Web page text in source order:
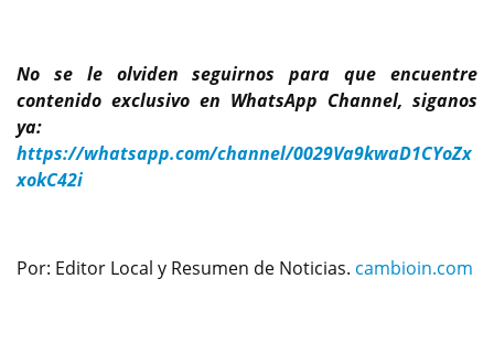
No se le olviden seguirnos para que encuentre
contenido exclusivo en WhatsApp Channel, siganos
ya:
https://whatsapp.com/channel/0029Va9kwaD1CYoZx
xokC42i
Por: Editor Local y Resumen de Noticias. cambioin.com